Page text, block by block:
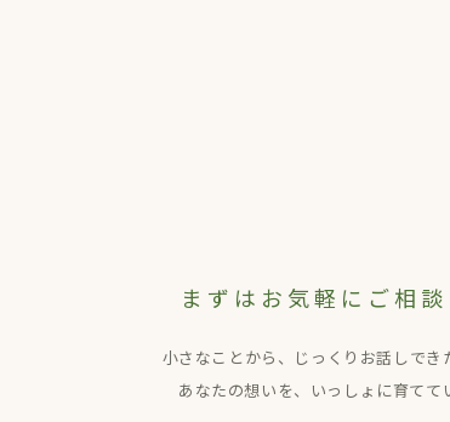
まずはお気軽にご相
小さなことから、じっくりお話しでき
あなたの想いを、いっしょに育てて